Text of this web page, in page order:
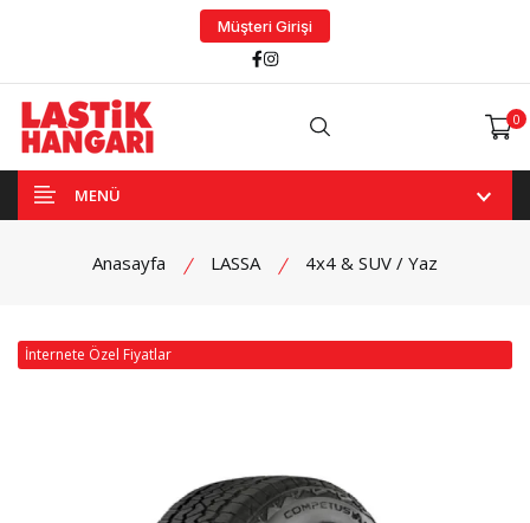
Müşteri Girişi
Facebook
Instagram
0
MENÜ
Anasayfa LASSA 4x4 & SUV / Yaz
İnternete Özel Fiyatlar